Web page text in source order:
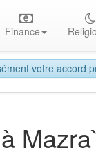
votre accord
Finance